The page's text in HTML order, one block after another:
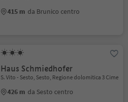
415 m da Brunico centro
Haus Schmiedhofer
S. Vito - Sesto, Sesto, Regione dolomitica 3 Cime
426 m da Sesto centro